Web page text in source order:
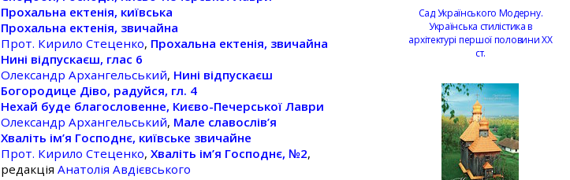
Прохальна ектенія, київська
Прохальна ектенія, звичайна
Прот. Кирило Стеценко, Прохальна ектенія, звичайна
Нині відпускаєш, глас 6
Олександр Архангельський, Нині відпускаєш
Богородице Діво, радуйся, гл. 4
Нехай буде благословенне, Києво-Печерської Лаври
Олександр Архангельський, Мале славослів’я
Хваліть ім’я Господнє, київське звичайне
Прот. Кирило Стеценко,Хваліть ім’я Господнє, №2,
редакціяАнатолія Авдієвського
Сад Українського Модерну.
Українська стилістика в
архітектурі першої половини ХХ
ст.